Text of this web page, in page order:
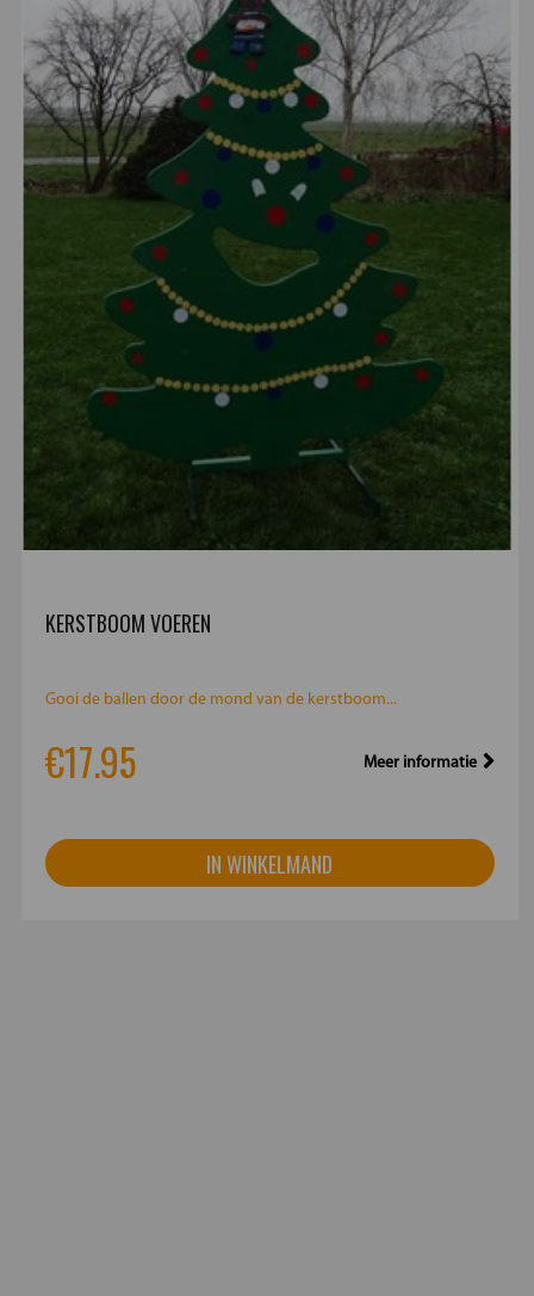
KERSTBOOM VOEREN
Gooi de ballen door de mond van de kerstboom...
€17.95 Meer informatie
IN WINKELMAND